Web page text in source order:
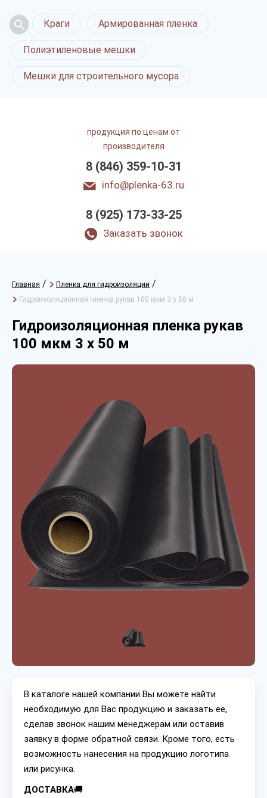
Краги Армированная пленка
Полиэтиленовые мешки
Мешки для строительного мусора
продукция по ценам от
производителя
8 (846) 359-10-31
info@plenka-63.ru
8 (925) 173-33-25
Заказать звонок
Главная / Пленка для гидроизоляции /
Гидроизоляционная пленка рукав 100 мкм 3 х 50 м
Гидроизоляционная пленка рукав
100 мкм 3 х 50 м
В каталоге нашей компании Вы можете найти
необходимую для Вас продукцию и заказать ее,
сделав звонок нашим менеджерам или оставив
заявку в форме обратной связи. Кроме того, есть
возможность нанесения на продукцию логотипа
или рисунка.
ДОСТАВКА🚚